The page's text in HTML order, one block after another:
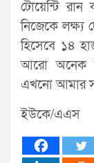
টোয়েন্টি
নিজেকে লক্ষ্য
হিসেবে ১৪
আরো অনেক
এখনো আমার
ইউকে/এএস